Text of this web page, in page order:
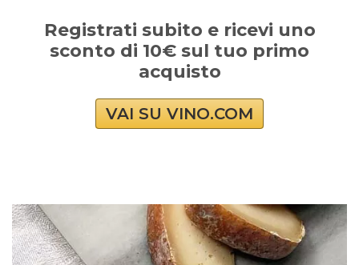
Registrati subito e ricevi uno
sconto di 10€ sul tuo primo
acquisto
VAI SU VINO.COM